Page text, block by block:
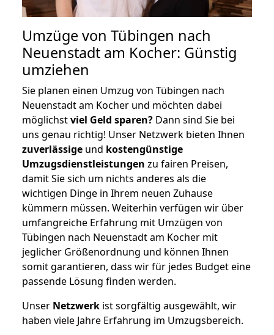
Umzüge von Tübingen nach
Neuenstadt am Kocher: Günstig
umziehen
Sie planen einen Umzug von Tübingen nach
Neuenstadt am Kocher und möchten dabei
möglichstviel Geld sparen? Dann sind Sie bei
uns genau richtig! Unser Netzwerk bieten Ihnen
zuverlässige und kostengünstige
Umzugsdienstleistungen zu fairen Preisen,
damit Sie sich um nichts anderes als die
wichtigen Dinge in Ihrem neuen Zuhause
kümmern müssen. Weiterhin verfügen wir über
umfangreiche Erfahrung mit Umzügen von
Tübingen nach Neuenstadt am Kocher mit
jeglicher Größenordnung und können Ihnen
somit garantieren, dass wir für jedes Budget eine
passende Lösung finden werden.
Unser Netzwerk ist sorgfältig ausgewählt, wir
haben viele Jahre Erfahrung im Umzugsbereich.